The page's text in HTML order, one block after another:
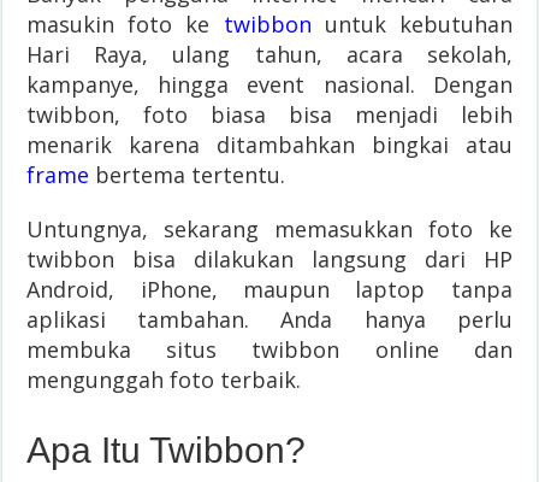
masukin foto ke twibbon untuk kebutuhan
Hari Raya, ulang tahun, acara sekolah,
kampanye, hingga event nasional. Dengan
twibbon, foto biasa bisa menjadi lebih
menarik karena ditambahkan bingkai atau
frame bertema tertentu.
Untungnya, sekarang memasukkan foto ke
twibbon bisa dilakukan langsung dari HP
Android, iPhone, maupun laptop tanpa
aplikasi tambahan. Anda hanya perlu
membuka situs twibbon online dan
mengunggah foto terbaik.
Apa Itu Twibbon?